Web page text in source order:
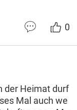
0
der Heimat durf
Mal auch we